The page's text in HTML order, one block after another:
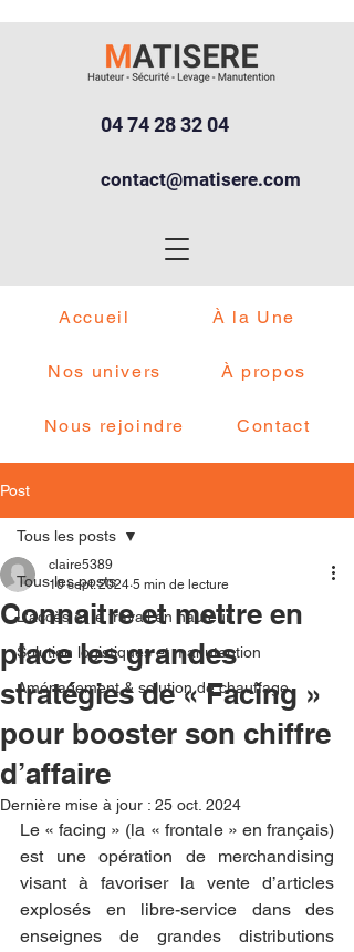
04 74 28 32 04
contact@matisere.com
Accueil À la Une
Nos univers À propos
Nous rejoindre Contact
Post
Tous les posts
L'accès et le travail en hauteur
Solution logistiques et manutention
Aménagement & solution de chauffage
Tous les posts
Connaitre et mettre en
place les grandes
stratégies de « Facing »
pour booster son chiffre
d’affaire
claire5389
10 sept. 2024 5 min de lecture
Dernière mise à jour : 25 oct. 2024
Le « facing » (la « frontale » en français)
est une opération de merchandising
visant à favoriser la vente d’articles
explosés en libre-service dans des
enseignes de grandes distributions